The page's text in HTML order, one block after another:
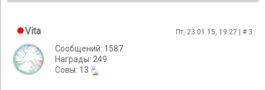
Vita Пт, 23.01.15, 19:27 | # 3
Сообщений: 1587
Награды: 249
Cовы: 13